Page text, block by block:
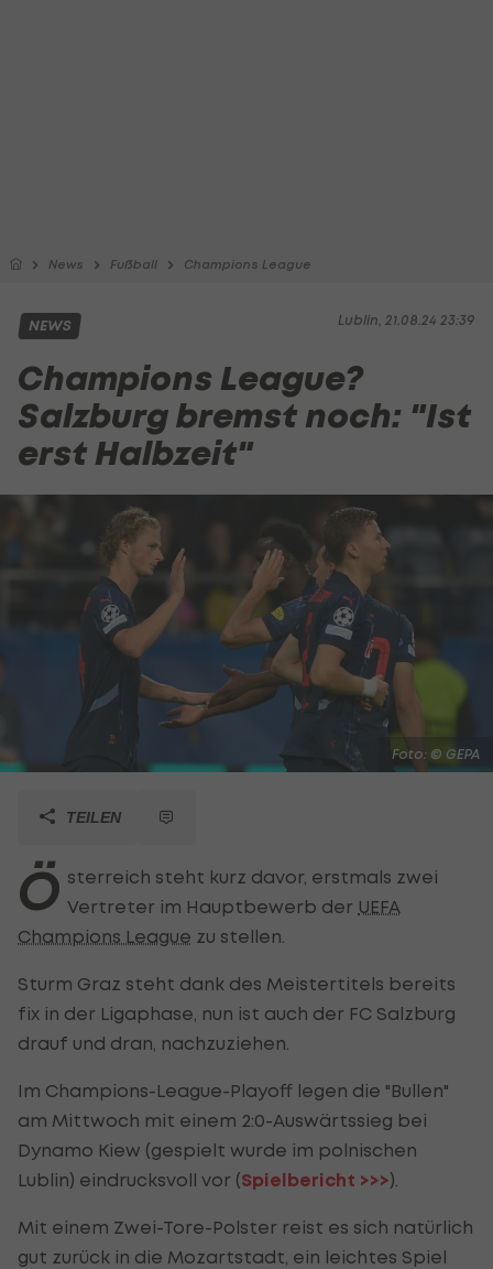
News Fußball Champions League
Lublin, 21.08.24 23:39
NEWS
Champions League?
Salzburg bremst noch: "Ist
erst Halbzeit"
Foto: © GEPA
TEILEN
Ö sterreich steht kurz davor, erstmals zwei
Vertreter im Hauptbewerb der UEFA
Champions League zu stellen.
Sturm Graz steht dank des Meistertitels bereits
fix in der Ligaphase, nun ist auch der FC Salzburg
drauf und dran, nachzuziehen.
Im Champions-League-Playoff legen die "Bullen"
am Mittwoch mit einem 2:0-Auswärtssieg bei
Dynamo Kiew (gespielt wurde im polnischen
Lublin) eindrucksvoll vor (Spielbericht >>>).
Mit einem Zwei-Tore-Polster reist es sich natürlich
gut zurück in die Mozartstadt, ein leichtes Spiel